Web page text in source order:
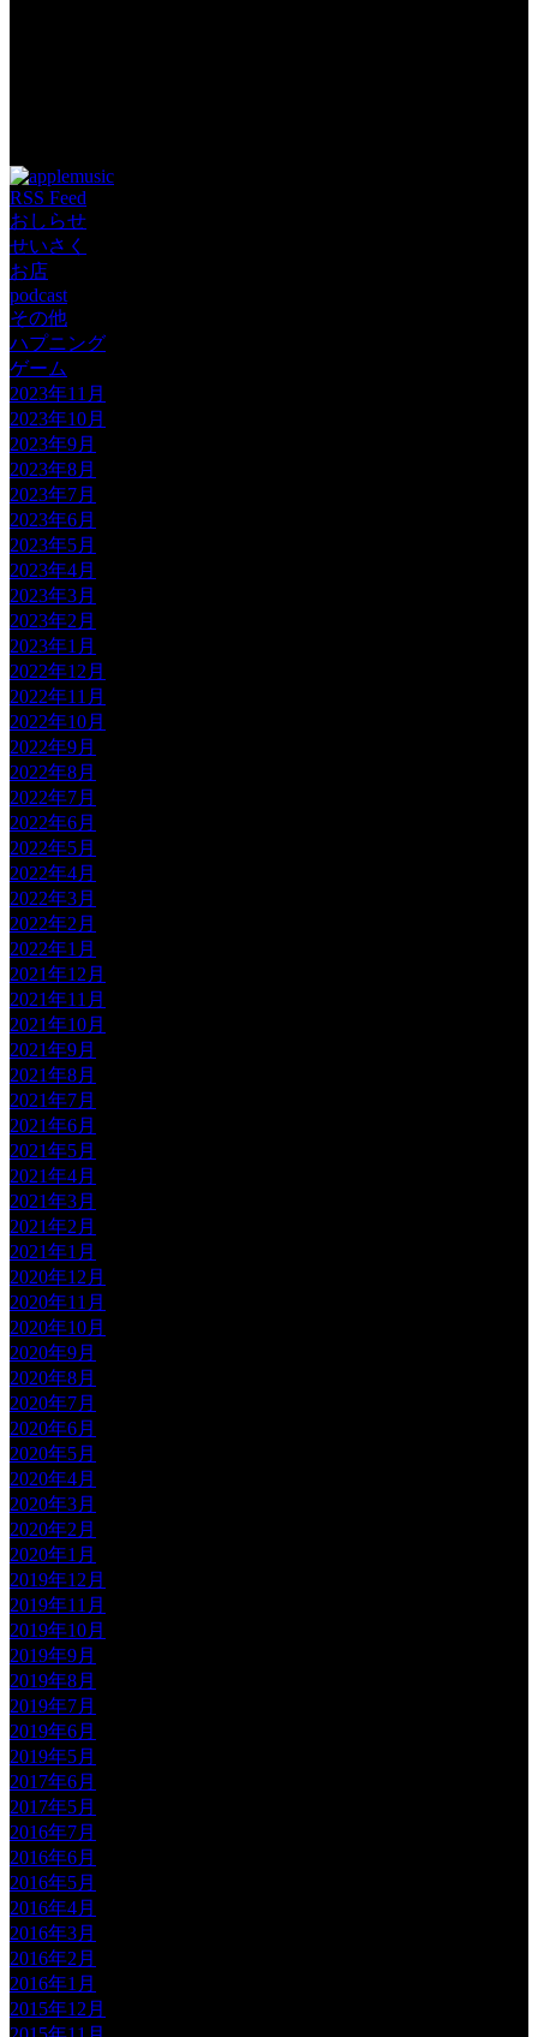
RSS Feed
おしらせ
せいさく
お店
podcast
その他
ハプニング
ゲーム
2023年11月
2023年10月
2023年9月
2023年8月
2023年7月
2023年6月
2023年5月
2023年4月
2023年3月
2023年2月
2023年1月
2022年12月
2022年11月
2022年10月
2022年9月
2022年8月
2022年7月
2022年6月
2022年5月
2022年4月
2022年3月
2022年2月
2022年1月
2021年12月
2021年11月
2021年10月
2021年9月
2021年8月
2021年7月
2021年6月
2021年5月
2021年4月
2021年3月
2021年2月
2021年1月
2020年12月
2020年11月
2020年10月
2020年9月
2020年8月
2020年7月
2020年6月
2020年5月
2020年4月
2020年3月
2020年2月
2020年1月
2019年12月
2019年11月
2019年10月
2019年9月
2019年8月
2019年7月
2019年6月
2019年5月
2017年6月
2017年5月
2016年7月
2016年6月
2016年5月
2016年4月
2016年3月
2016年2月
2016年1月
2015年12月